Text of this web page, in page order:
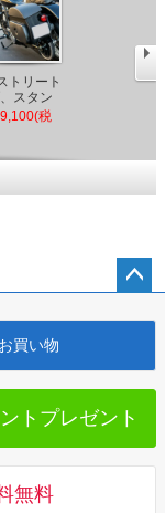
トリート
スタン
Stealth
イック
ト・サ
ッグ
税
M8 ストリート
ージサドルバ
へ
買い物
トプレゼント
無料